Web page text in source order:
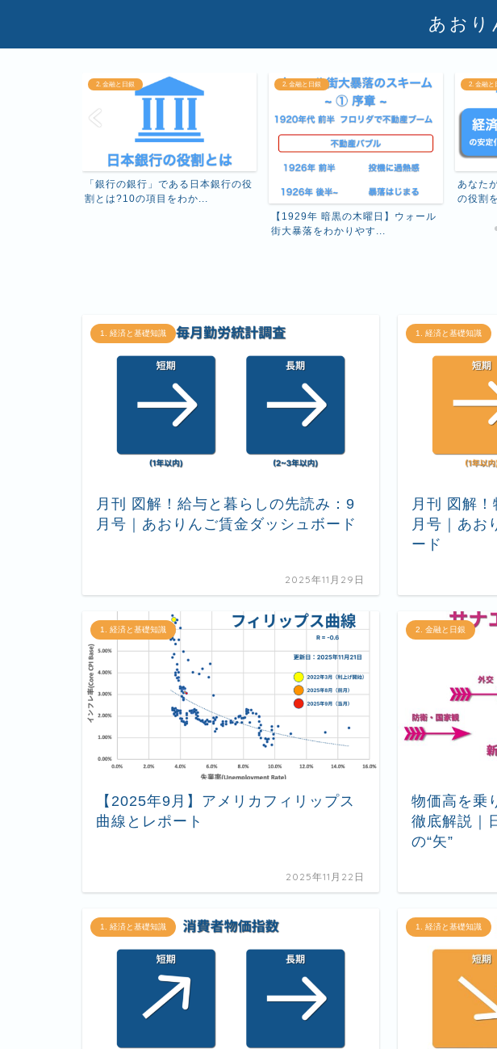
あおり
2. 金融と日銀 2. 金融と日銀
の役割をわかりやすく解説
2. 金融と
実は上
55%は
1. 経済と基礎知識
月刊 図解！給与と暮らしの先読み：9
月号｜あおりんご賃金ダッシュボード
2025年11月29日
1. 経済と基礎知識
月刊 図解
月号｜あお
ード
1. 経済と基礎知識
【2025年9月】アメリカフィリップス
曲線とレポート
2025年11月22日
2. 金融と日銀
物価高を乗
徹底解説｜
の“矢”
1. 経済と基礎知識 1. 経済と基礎知識